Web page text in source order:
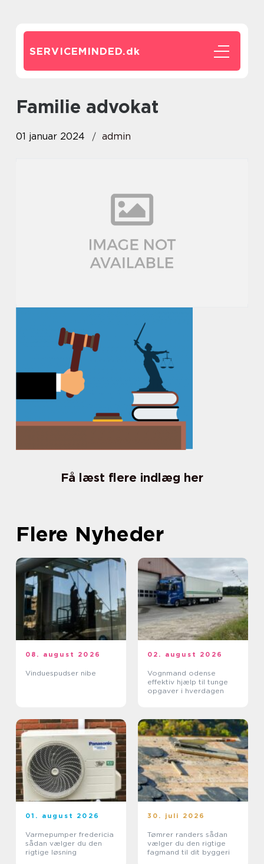
SERVICEMINDED.dk
familie advokat
01 januar 2024 admin
Få læst flere indlæg her
Flere Nyheder
08. august 2026
Vinduespudser nibe
02. august 2026
Vognmand odense
effektiv hjælp til tunge
opgaver i hverdagen
01. august 2026
Varmepumper fredericia
sådan vælger du den
rigtige løsning
30. juli 2026
Tømrer randers sådan
vælger du den rigtige
fagmand til dit byggeri